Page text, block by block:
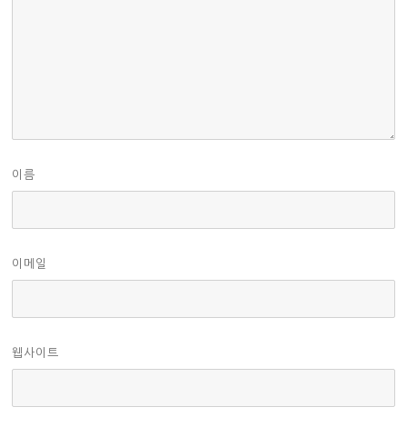
이름
이메일
웹사이트